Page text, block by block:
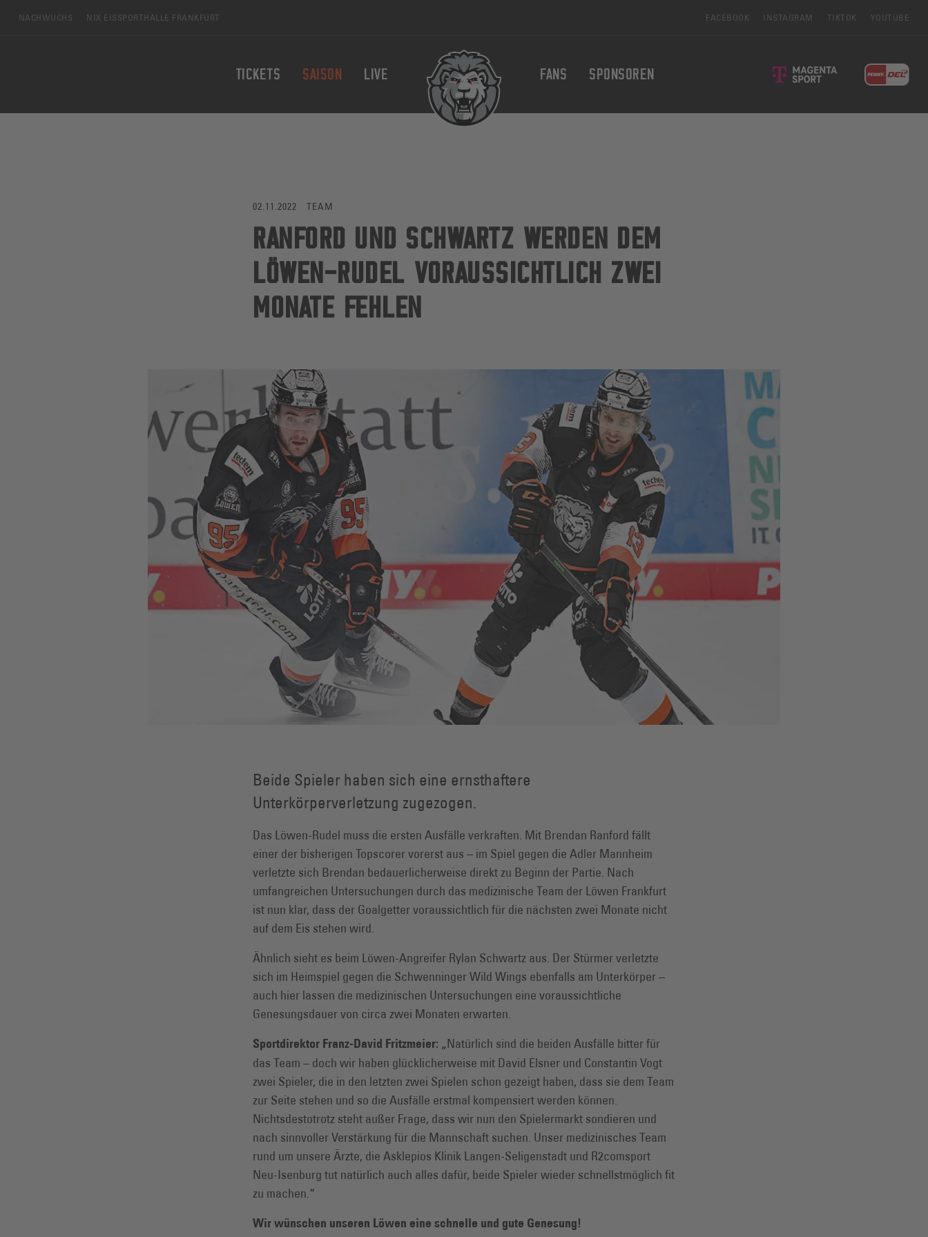
NACHWUCHS NIX EISSPORTHALLE FRANKFURT FACEBOOK INSTAGRAM TIKTOK YOUTUBE
TICKETS SAISON LIVE FANS SPONSOREN
02.11.2022 TEAM
RANFORD UND SCHWARTZ WERDEN DEM
LÖWEN-RUDEL VORAUSSICHTLICH ZWEI
MONATE FEHLEN
Beide Spieler haben sich eine ernsthaftere
Unterkörperverletzung zugezogen.
Das Löwen-Rudel muss die ersten Ausfälle verkraften. Mit Brendan Ranford fällt
einer der bisherigen Topscorer vorerst aus – im Spiel gegen die Adler Mannheim
verletzte sich Brendan bedauerlicherweise direkt zu Beginn der Partie. Nach
umfangreichen Untersuchungen durch das medizinische Team der Löwen Frankfurt
ist nun klar, dass der Goalgetter voraussichtlich für die nächsten zwei Monate nicht
auf dem Eis stehen wird.
Ähnlich sieht es beim Löwen-Angreifer Rylan Schwartz aus. Der Stürmer verletzte
sich im Heimspiel gegen die Schwenninger Wild Wings ebenfalls am Unterkörper –
auch hier lassen die medizinischen Untersuchungen eine voraussichtliche
Genesungsdauer von circa zwei Monaten erwarten.
Sportdirektor Franz-David Fritzmeier: „Natürlich sind die beiden Ausfälle bitter für
das Team – doch wir haben glücklicherweise mit David Elsner und Constantin Vogt
zwei Spieler, die in den letzten zwei Spielen schon gezeigt haben, dass sie dem Team
zur Seite stehen und so die Ausfälle erstmal kompensiert werden können.
Nichtsdestotrotz steht außer Frage, dass wir nun den Spielermarkt sondieren und
nach sinnvoller Verstärkung für die Mannschaft suchen. Unser medizinisches Team
rund um unsere Ärzte, die Asklepios Klinik Langen-Seligenstadt und R2comsport
Neu-Isenburg tut natürlich auch alles dafür, beide Spieler wieder schnellstmöglich fit
zu machen.“
Wir wünschen unseren Löwen eine schnelle und gute Genesung!